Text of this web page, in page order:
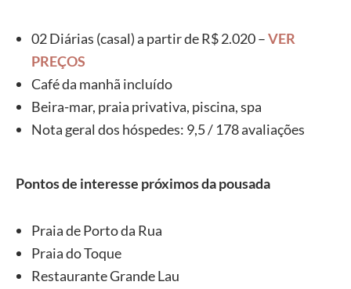
02 Diárias (casal) a partir de R$ 2.020 –VER
PREÇOS
Café da manhã incluído
Beira-mar, praia privativa, piscina, spa
Nota geral dos hóspedes: 9,5 / 178 avaliações
Pontos de interesse próximos da pousada
Praia de Porto da Rua
Praia do Toque
Restaurante Grande Lau